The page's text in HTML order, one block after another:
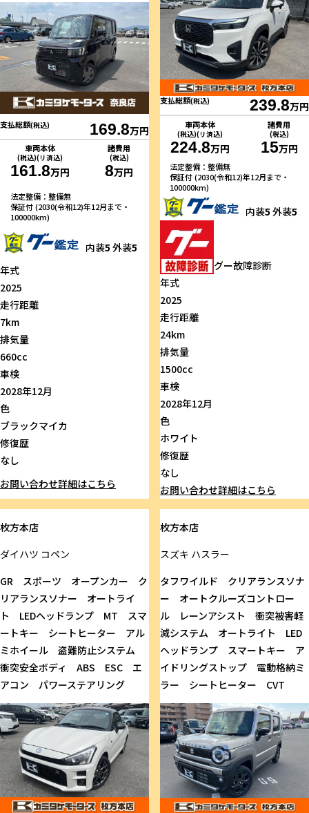
支払総額(税込) 169.8万円
車両本体
(税込)(リ済込)
161.8万円
諸費用
(税込)
8万円
法定整備：整備無
保証付 (2030(令和12)年12月まで・
100000km)
内装5 外装5
年式
2025
走行距離
7km
排気量
660cc
車検
2028年12月
色
ブラックマイカ
修復歴
なし
お問い合わせ詳細はこちら
支払総額(税込) 239.8万円
車両本体
(税込)(リ済込)
224.8万円
諸費用
(税込)
15万円
法定整備：整備無
保証付 (2030(令和12)年12月まで・
100000km)
内装5 外装5
グー故障診断
年式
2025
走行距離
24km
排気量
1500cc
車検
2028年12月
色
ホワイト
修復歴
なし
お問い合わせ詳細はこちら
枚方本店
ダイハツ コペン
GR スポーツ オープンカー ク
リアランスソナー オートライ
ト LEDヘッドランプ MT スマ
ートキー シートヒーター アル
ミホイール 盗難防止システム
衝突安全ボディ ABS ESC エ
アコン パワーステアリング
枚方本店
スズキ ハスラー
タフワイルド クリアランスソナ
ー オートクルーズコントロー
ル レーンアシスト 衝突被害軽
減システム オートライト LED
ヘッドランプ スマートキー ア
イドリングストップ 電動格納ミ
ラー シートヒーター CVT